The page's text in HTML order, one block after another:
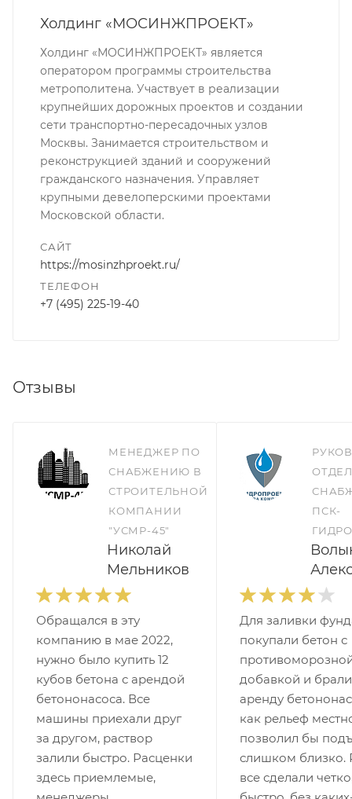
Холдинг «МОСИНЖПРОЕКТ»
Холдинг «МОСИНЖПРОЕКТ» является
оператором программы строительства
метрополитена. Участвует в реализации
крупнейших дорожных проектов и создании
сети транспортно-пересадочных узлов
Москвы. Занимается строительством и
реконструкцией зданий и сооружений
гражданского назначения. Управляет
крупными девелоперскими проектами
Московской области.
САЙТ
https://mosinzhproekt.ru/
ТЕЛЕФОН
+7 (495) 225-19-40
Отзывы
МЕНЕДЖЕР ПО
СНАБЖЕНИЮ В
СТРОИТЕЛЬНОЙ
КОМПАНИИ
"УСМР-45"
Николай
Мельников
Обращался в эту
компанию в мае 2022,
нужно было купить 12
кубов бетона с арендой
бетононасоса. Все
машины приехали друг
за другом, раствор
залили быстро. Расценки
здесь приемлемые,
ПСК-
Для заливки
покупали бетон с
добавкой и
аренду
как рельеф
позволил бы
слишком близко.
все сделали